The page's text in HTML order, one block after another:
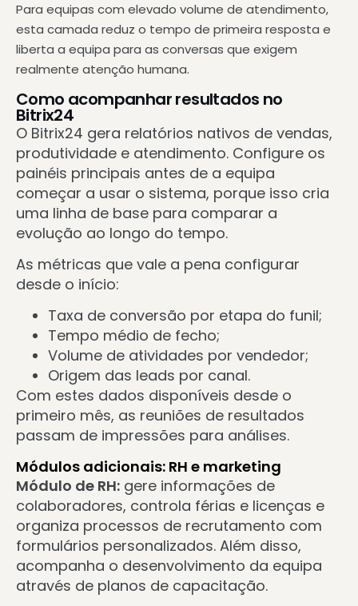
Para equipas com elevado volume de atendimento,
esta camada reduz o tempo de primeira resposta e
liberta a equipa para as conversas que exigem
realmente atenção humana.
Como acompanhar resultados no
Bitrix24
O Bitrix24 gera relatórios nativos de vendas,
produtividade e atendimento. Configure os
painéis principais antes de a equipa
começar a usar o sistema, porque isso cria
uma linha de base para comparar a
evolução ao longo do tempo.
As métricas que vale a pena configurar
desde o início:
Taxa de conversão por etapa do funil;
Tempo médio de fecho;
Volume de atividades por vendedor;
Origem das leads por canal.
Com estes dados disponíveis desde o
primeiro mês, as reuniões de resultados
passam de impressões para análises.
Módulos adicionais: RH e marketing
Módulo de RH: gere informações de
colaboradores, controla férias e licenças e
organiza processos de recrutamento com
formulários personalizados. Além disso,
acompanha o desenvolvimento da equipa
através de planos de capacitação.